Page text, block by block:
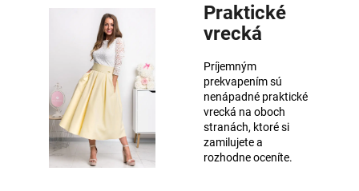
Praktické
vrecká
Príjemným
prekvapením sú
nenápadné praktické
vrecká na oboch
stranách, ktoré si
zamilujete a
rozhodne oceníte.